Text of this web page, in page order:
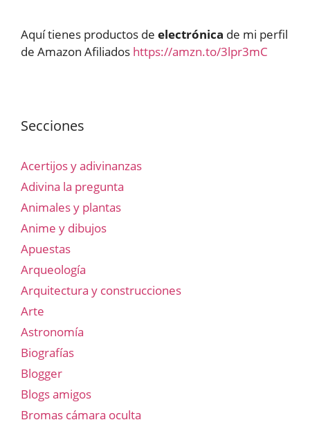
Aquí tienes productos de electrónica de mi perfil
de Amazon Afiliados https://amzn.to/3lpr3mC
Secciones
Acertijos y adivinanzas
Adivina la pregunta
Animales y plantas
Anime y dibujos
Apuestas
Arqueología
Arquitectura y construcciones
Arte
Astronomía
Biografías
Blogger
Blogs amigos
Bromas cámara oculta